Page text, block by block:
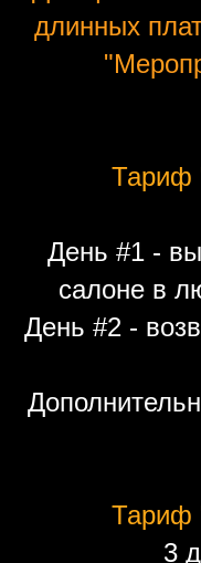
длинных
Тариф
День #1 -
салоне в
День #2 -
Тариф
3